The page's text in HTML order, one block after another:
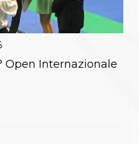
Open Internazionale